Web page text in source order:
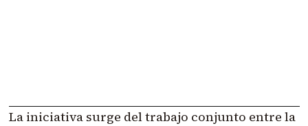
La iniciativa surge del trabajo conjunto entre la